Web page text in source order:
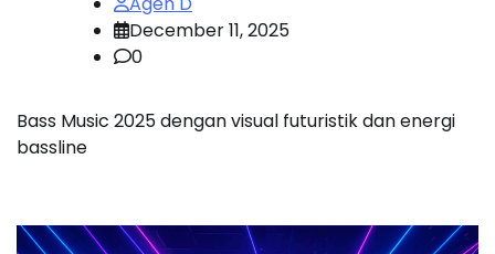
December 11, 2025
0
Bass Music 2025 dengan visual futuristik dan energi
bassline